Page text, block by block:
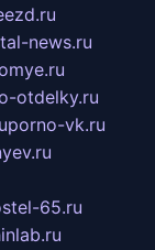
news.ru
otdelky.ru
porno-vk.ru
65.ru